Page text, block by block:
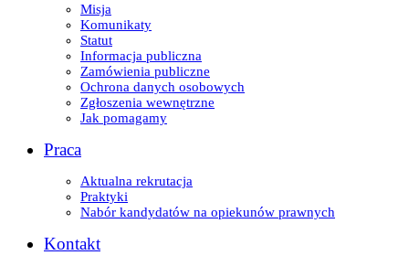
Misja
Komunikaty
Statut
Informacja publiczna
Zamówienia publiczne
Ochrona danych osobowych
Zgłoszenia wewnętrzne
Jak pomagamy
Praca
Aktualna rekrutacja
Praktyki
Nabór kandydatów na opiekunów prawnych
Kontakt